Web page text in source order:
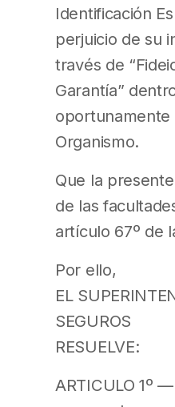
Identificación
perjuicio de su
través de
Garantía”
oportunamente
Organismo.
Que la
de las
artículo 67º de
Por ello,
EL
SEGUROS
RESUELVE:
ARTICULO 1º